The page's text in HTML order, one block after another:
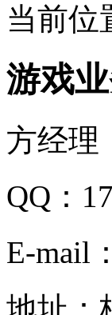
当前位
游戏
方经理
QQ：
E-mail：
地址：